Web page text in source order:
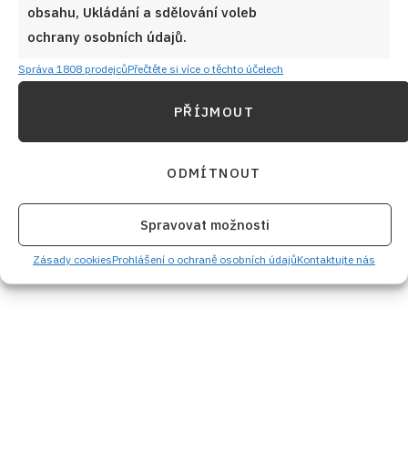
obsahu, Ukládání a sdělování voleb
ochrany osobních údajů.
Správa 1808 prodejcůPřečtěte si více o těchto účelech
PŘÍJMOUT
ODMÍTNOUT
Spravovat možnosti
Zásady cookiesProhlášení o ochraně osobních údajůKontaktujte nás